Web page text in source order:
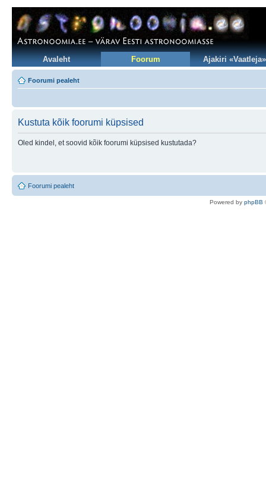
Avaleht Foorum Ajakiri «Vaatleja»
Foorumi pealeht
Kustuta kõik foorumi küpsised
Oled kindel, et soovid kõik foorumi küpsised kustutada?
Foorumi pealeht
Powered by phpBB